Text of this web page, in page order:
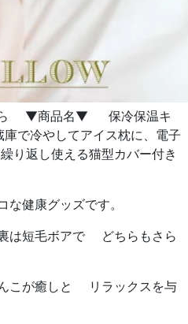
▼商品名▼ 保冷保温キ
冷やしてアイス枕に、電子
り返し使える猫型カバー付き
健康グッズです。
は短毛ボアで どちらもさら
こが癒しと リラックスを与